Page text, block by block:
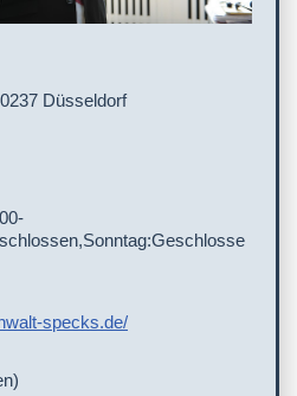
Düsseldorf
specks.de/